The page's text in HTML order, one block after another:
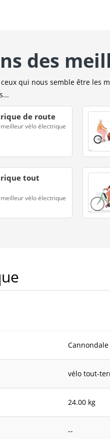
des
qui nous semble être
de route
vélo électrique
tout
vélo électrique
Cannondale
vélo tout-
24.00 kg
--